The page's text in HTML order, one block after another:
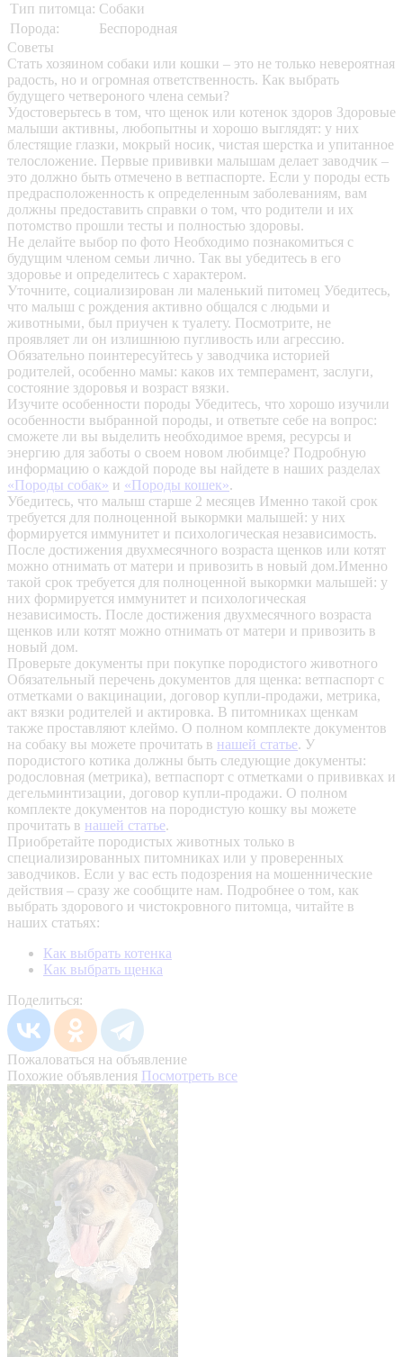
Тип питомца: Собаки
Порода:
Беспородная
Советы
Стать хозяином собаки или кошки – это не только невероятная
радость, но и огромная ответственность. Как выбрать
будущего четвероного члена семьи?
Удостоверьтесь в том, что щенок или котенок здоров Здоровые
малыши активны, любопытны и хорошо выглядят: у них
блестящие глазки, мокрый носик, чистая шерстка и упитанное
телосложение. Первые прививки малышам делает заводчик –
это должно быть отмечено в ветпаспорте. Если у породы есть
предрасположенность к определенным заболеваниям, вам
должны предоставить справки о том, что родители и их
потомство прошли тесты и полностью здоровы.
Не делайте выбор по фото Необходимо познакомиться с
будущим членом семьи лично. Так вы убедитесь в его
здоровье и определитесь с характером.
Уточните, социализирован ли маленький питомец Убедитесь,
что малыш с рождения активно общался с людьми и
животными, был приучен к туалету. Посмотрите, не
проявляет ли он излишнюю пугливость или агрессию.
Обязательно поинтересуйтесь у заводчика историей
родителей, особенно мамы: каков их темперамент, заслуги,
состояние здоровья и возраст вязки.
Изучите особенности породы Убедитесь, что хорошо изучили
особенности выбранной породы, и ответьте себе на вопрос:
сможете ли вы выделить необходимое время, ресурсы и
энергию для заботы о своем новом любимце? Подробную
информацию о каждой породе вы найдете в наших разделах
«Породы собак» и «Породы кошек».
Убедитесь, что малыш старше 2 месяцев Именно такой срок
требуется для полноценной выкормки малышей: у них
формируется иммунитет и психологическая независимость.
После достижения двухмесячного возраста щенков или котят
можно отнимать от матери и привозить в новый дом.Именно
такой срок требуется для полноценной выкормки малышей: у
них формируется иммунитет и психологическая
независимость. После достижения двухмесячного возраста
щенков или котят можно отнимать от матери и привозить в
новый дом.
Проверьте документы при покупке породистого животного
Обязательный перечень документов для щенка: ветпаспорт с
отметками о вакцинации, договор купли-продажи, метрика,
акт вязки родителей и актировка. В питомниках щенкам
также проставляют клеймо. О полном комплекте документов
на собаку вы можете прочитать в нашей статье. У
породистого котика должны быть следующие документы:
родословная (метрика), ветпаспорт с отметками о прививках и
дегельминтизации, договор купли-продажи. О полном
комплекте документов на породистую кошку вы можете
прочитать в нашей статье.
Приобретайте породистых животных только в
специализированных питомниках или у проверенных
заводчиков. Если у вас есть подозрения на мошеннические
действия – сразу же сообщите нам. Подробнее о том, как
выбрать здорового и чистокровного питомца, читайте в
наших статьях:
Как выбрать котенка
Как выбрать щенка
Поделиться:
Пожаловаться на объявление
Похожие объявления Посмотреть все